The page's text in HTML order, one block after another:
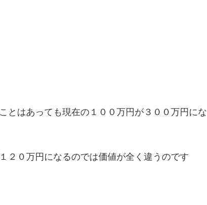
とはあっても現在の１００万円が３００万円にな
２０万円になるのでは価値が全く違うのです